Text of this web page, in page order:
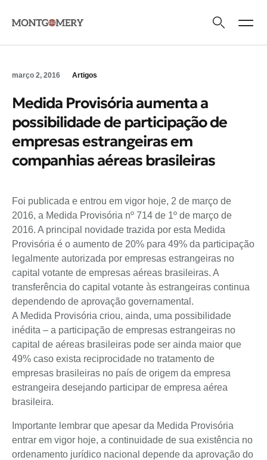
março 2, 2016 Artigos
Medida Provisória aumenta a
possibilidade de participação de
empresas estrangeiras em
companhias aéreas brasileiras
Foi publicada e entrou em vigor hoje, 2 de março de
2016, a Medida Provisória nº 714 de 1º de março de
2016. A principal novidade trazida por esta Medida
Provisória é o aumento de 20% para 49% da participação
legalmente autorizada por empresas estrangeiras no
capital votante de empresas aéreas brasileiras. A
transferência do capital votante às estrangeiras continua
dependendo de aprovação governamental.
A Medida Provisória criou, ainda, uma possibilidade
inédita – a participação de empresas estrangeiras no
capital de aéreas brasileiras pode ser ainda maior que
49% caso exista reciprocidade no tratamento de
empresas brasileiras no país de origem da empresa
estrangeira desejando participar de empresa aérea
brasileira.
Importante lembrar que apesar da Medida Provisória
entrar em vigor hoje, a continuidade de sua existência no
ordenamento jurídico nacional depende da aprovação do